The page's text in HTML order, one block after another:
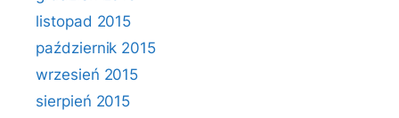
listopad 2015
październik 2015
wrzesień 2015
sierpień 2015